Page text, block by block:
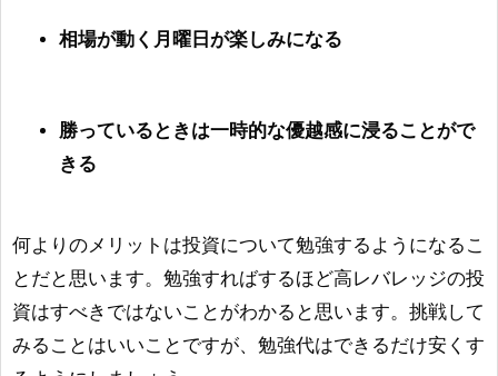
相場が動く月曜日が楽しみになる
勝っているときは一時的な優越感に浸ることがで
きる
何よりのメリットは投資について勉強するようになるこ
とだと思います。勉強すればするほど高レバレッジの投
資はすべきではないことがわかると思います。挑戦して
みることはいいことですが、勉強代はできるだけ安くす